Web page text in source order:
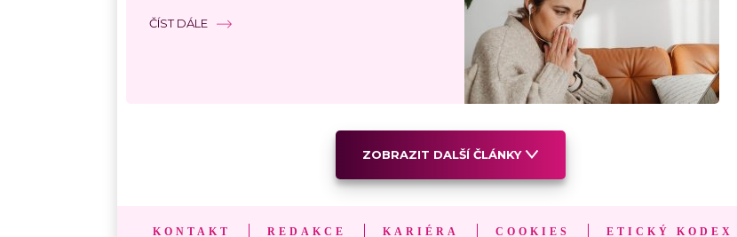
ČÍST DÁLE
ZOBRAZIT DALŠÍ ČLÁNKY
KONTAKT REDAKCE KARIÉRA COOKIES ETICKÝ KODEX